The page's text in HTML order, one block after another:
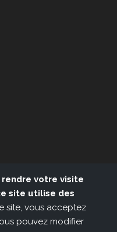
rendre votre visite
site utilise des
site, vous acceptez
pouvez modifier